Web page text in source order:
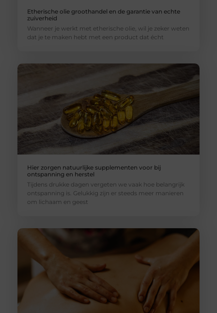
Etherische olie groothandel en de garantie van echte
zuiverheid
Wanneer je werkt met etherische olie, wil je zeker weten
dat je te maken hebt met een product dat écht
Hier zorgen natuurlijke supplementen voor bij
ontspanning en herstel
Tijdens drukke dagen vergeten we vaak hoe belangrijk
ontspanning is. Gelukkig zijn er steeds meer manieren
om lichaam en geest